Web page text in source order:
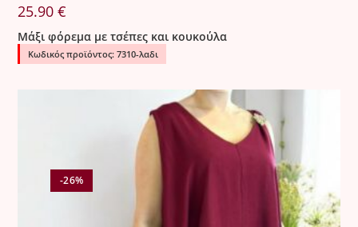
25.90€
Μάξι φόρεμα με τσέπες και κουκούλα
Κωδικός προϊόντος: 7310-λαδι
-26%